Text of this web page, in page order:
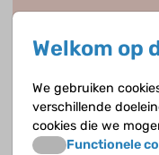
Welkom op
We gebruiken
verschillende
cookies die we
Functionele